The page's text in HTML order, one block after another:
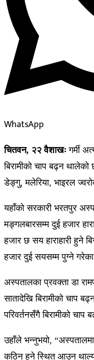
WhatsApp
चितवन, २२ वैशाखः गर्मी
बिरामीको चाप बढ्न थालेको
डेङ्गु, मलेरिया, भाइरल
यहाँको सरकारी भरतपुर
मङ्गलबारसम्म दुई हजार
हजार छ सय हाराहारी हुने
हजार दुई सयसम्म पुग्ने
अस्पतालका प्रवक्ता डा
सातादेखि बिरामीको चाप
परिवर्तनसँगै बिरामीको
उहाँले भन्नुभयो,
कठिन हुने स्थित आउन